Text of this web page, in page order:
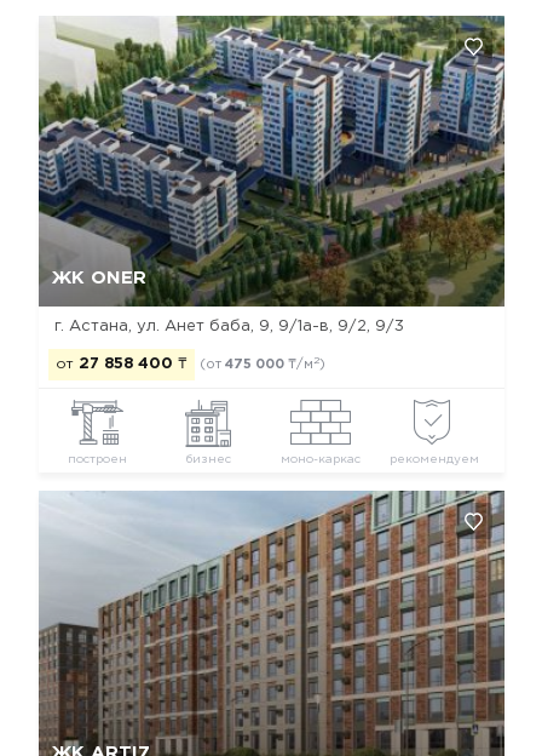
ЖК ONER
г. Астана, ул. Анет баба, 9, 9/1а-в, 9/2, 9/3
от 27 858 400 ₸ (от 475 000 ₸/м 2)
построен бизнес моно-каркас рекомендуем
Да, удалить Отмена
Да, удалить Отмена